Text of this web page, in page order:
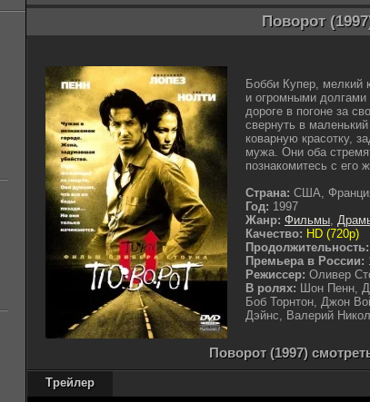
Поворот
Бобби Купер, мелкий
и огромными долгами
дороге в погоне за
свернуть в
коварную красотку,
мужа. Они оба
познакомитесь с
Страна: США,
Год: 1997
Жанр: Фильмы,
Качество: HD (720p)
Продолжительность:
Премьера в России:
Режиссер: Оливер
В ролях: Шон Пенн,
Боб Торнтон, Джон
Дэйнс, Валерий
Поворот (1997)
Трейлер